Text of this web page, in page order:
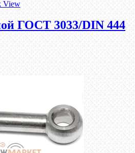
View
ГОСТ 3033/DIN 444